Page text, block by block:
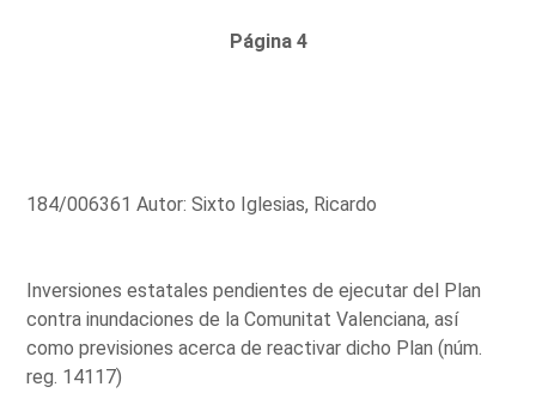
Página 4
184/006361 Autor: Sixto Iglesias, Ricardo
Inversiones estatales pendientes de ejecutar del Plan
contra inundaciones de la Comunitat Valenciana, así
como previsiones acerca de reactivar dicho Plan (núm.
reg. 14117)